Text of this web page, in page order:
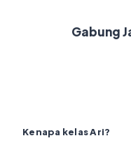
Gabung
Kenapa kelas Ari?